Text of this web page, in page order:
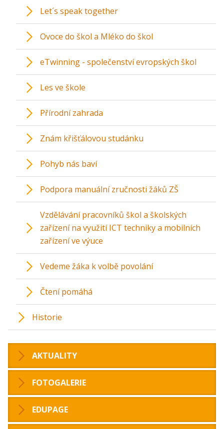
Let´s speak together
Ovoce do škol a Mléko do škol
eTwinning - společenství evropských škol
Les ve škole
Přírodní zahrada
Znám křišťálovou studánku
Pohyb nás baví
Podpora manuální zručnosti žáků ZŠ
Vzdělávání pracovníků škol a školských
zařízení na využití ICT techniky a mobilních
zařízení ve výuce
Vedeme žáka k volbě povolání
Čtení pomáhá
Historie
AKTUALITY
FOTOGALERIE
EDUPAGE